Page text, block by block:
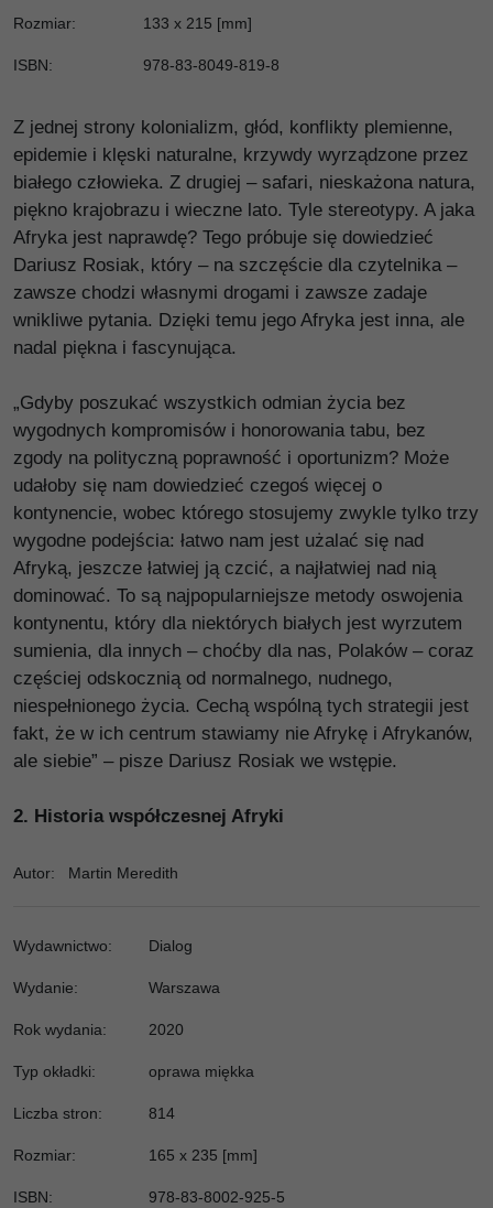
Rozmiar: 133 x 215 [mm]
ISBN: 978-83-8049-819-8
Z jednej strony kolonializm, głód, konflikty plemienne,
epidemie i klęski naturalne, krzywdy wyrządzone przez
białego człowieka. Z drugiej – safari, nieskażona natura,
piękno krajobrazu i wieczne lato. Tyle stereotypy. A jaka
Afryka jest naprawdę? Tego próbuje się dowiedzieć
Dariusz Rosiak, który – na szczęście dla czytelnika –
zawsze chodzi własnymi drogami i zawsze zadaje
wnikliwe pytania. Dzięki temu jego Afryka jest inna, ale
nadal piękna i fascynująca.
„Gdyby poszukać wszystkich odmian życia bez
wygodnych kompromisów i honorowania tabu, bez
zgody na polityczną poprawność i oportunizm? Może
udałoby się nam dowiedzieć czegoś więcej o
kontynencie, wobec którego stosujemy zwykle tylko trzy
wygodne podejścia: łatwo nam jest użalać się nad
Afryką, jeszcze łatwiej ją czcić, a najłatwiej nad nią
dominować. To są najpopularniejsze metody oswojenia
kontynentu, który dla niektórych białych jest wyrzutem
sumienia, dla innych – choćby dla nas, Polaków – coraz
częściej odskocznią od normalnego, nudnego,
niespełnionego życia. Cechą wspólną tych strategii jest
fakt, że w ich centrum stawiamy nie Afrykę i Afrykanów,
ale siebie” – pisze Dariusz Rosiak we wstępie.
2. Historia współczesnej Afryki
Autor: Martin Meredith
Wydawnictwo: Dialog
Wydanie: Warszawa
Rok wydania: 2020
Typ okładki: oprawa miękka
Liczba stron: 814
Rozmiar: 165 x 235 [mm]
ISBN: 978-83-8002-925-5